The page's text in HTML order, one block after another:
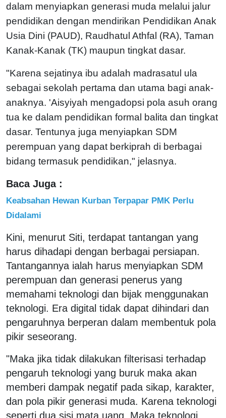
dalam menyiapkan generasi muda melalui jalur
pendidikan dengan mendirikan Pendidikan Anak
Usia Dini (PAUD), Raudhatul Athfal (RA), Taman
Kanak-Kanak (TK) maupun tingkat dasar.
"Karena sejatinya ibu adalah madrasatul ula
sebagai sekolah pertama dan utama bagi anak-
anaknya. 'Aisyiyah mengadopsi pola asuh orang
tua ke dalam pendidikan formal balita dan tingkat
dasar. Tentunya juga menyiapkan SDM
perempuan yang dapat berkiprah di berbagai
bidang termasuk pendidikan," jelasnya.
Baca Juga :
Keabsahan Hewan Kurban Terpapar PMK Perlu
Didalami
Kini, menurut Siti, terdapat tantangan yang
harus dihadapi dengan berbagai persiapan.
Tantangannya ialah harus menyiapkan SDM
perempuan dan generasi penerus yang
memahami teknologi dan bijak menggunakan
teknologi. Era digital tidak dapat dihindari dan
pengaruhnya berperan dalam membentuk pola
pikir seseorang.
"Maka jika tidak dilakukan filterisasi terhadap
pengaruh teknologi yang buruk maka akan
memberi dampak negatif pada sikap, karakter,
dan pola pikir generasi muda. Karena teknologi
seperti dua sisi mata uang. Maka teknologi